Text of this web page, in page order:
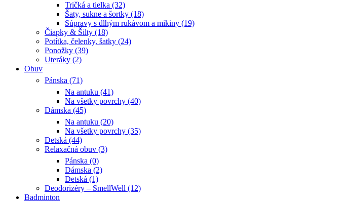
Tričká a tielka (32)
Šaty, sukne a šortky (18)
Súpravy s dlhým rukávom a mikiny (19)
Čiapky & Šilty (18)
Potítka, čelenky, šatky (24)
Ponožky (39)
Uteráky (2)
Obuv
Pánska (71)
Na antuku (41)
Na všetky povrchy (40)
Dámska (45)
Na antuku (20)
Na všetky povrchy (35)
Detská (44)
Relaxačná obuv (3)
Pánska (0)
Dámska (2)
Detská (1)
Deodorizéry – SmellWell (12)
Badminton